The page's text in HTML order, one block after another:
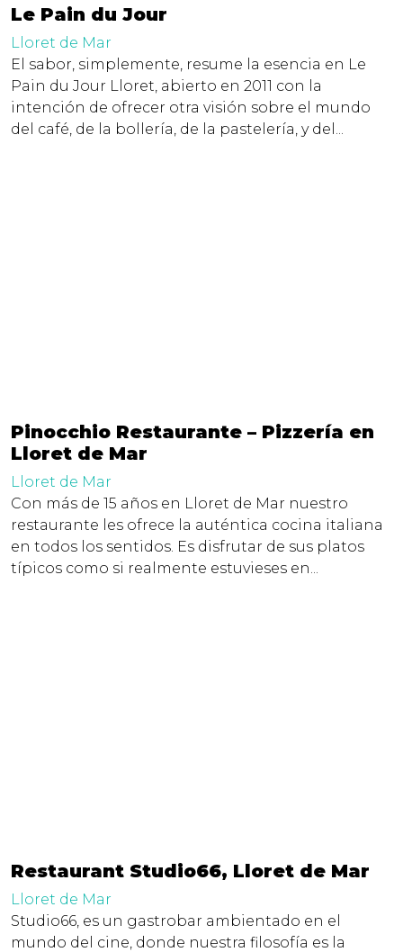
Le Pain du Jour
Lloret de Mar
El sabor, simplemente, resume la esencia en Le
Pain du Jour Lloret, abierto en 2011 con la
intención de ofrecer otra visión sobre el mundo
del café, de la bollería, de la pastelería, y del...
Pinocchio Restaurante – Pizzería en
Lloret de Mar
Lloret de Mar
Con más de 15 años en Lloret de Mar nuestro
restaurante les ofrece la auténtica cocina italiana
en todos los sentidos. Es disfrutar de sus platos
típicos como si realmente estuvieses en...
Restaurant Studio66, Lloret de Mar
Lloret de Mar
Studio66, es un gastrobar ambientado en el
mundo del cine, donde nuestra filosofía es la